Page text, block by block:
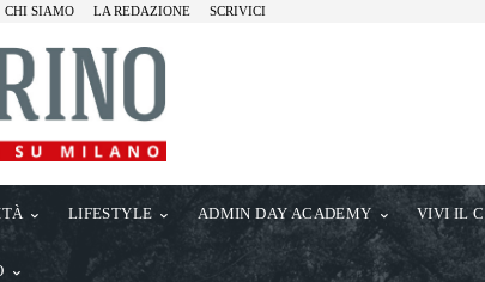
CHI SIAMO LA REDAZIONE SCRIVICI
LIFESTYLE ADMIN DAY ACADEMY VIVI IL